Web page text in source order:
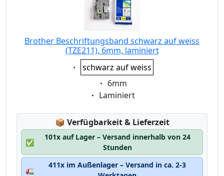
Brother Beschriftungsband schwarz auf weiss
(TZE211), 6mm, laminiert
Eigenschaft:
schwarz auf weiss
Eigenschaft:
6mm
Eigenschaft:
Laminiert
📦 Lagerstatus:
Verfügbarkeit & Lieferzeit
✅
101x auf Lager – Versand innerhalb von 24
Stunden
🚛
411x im Außenlager – Versand in ca. 2-3